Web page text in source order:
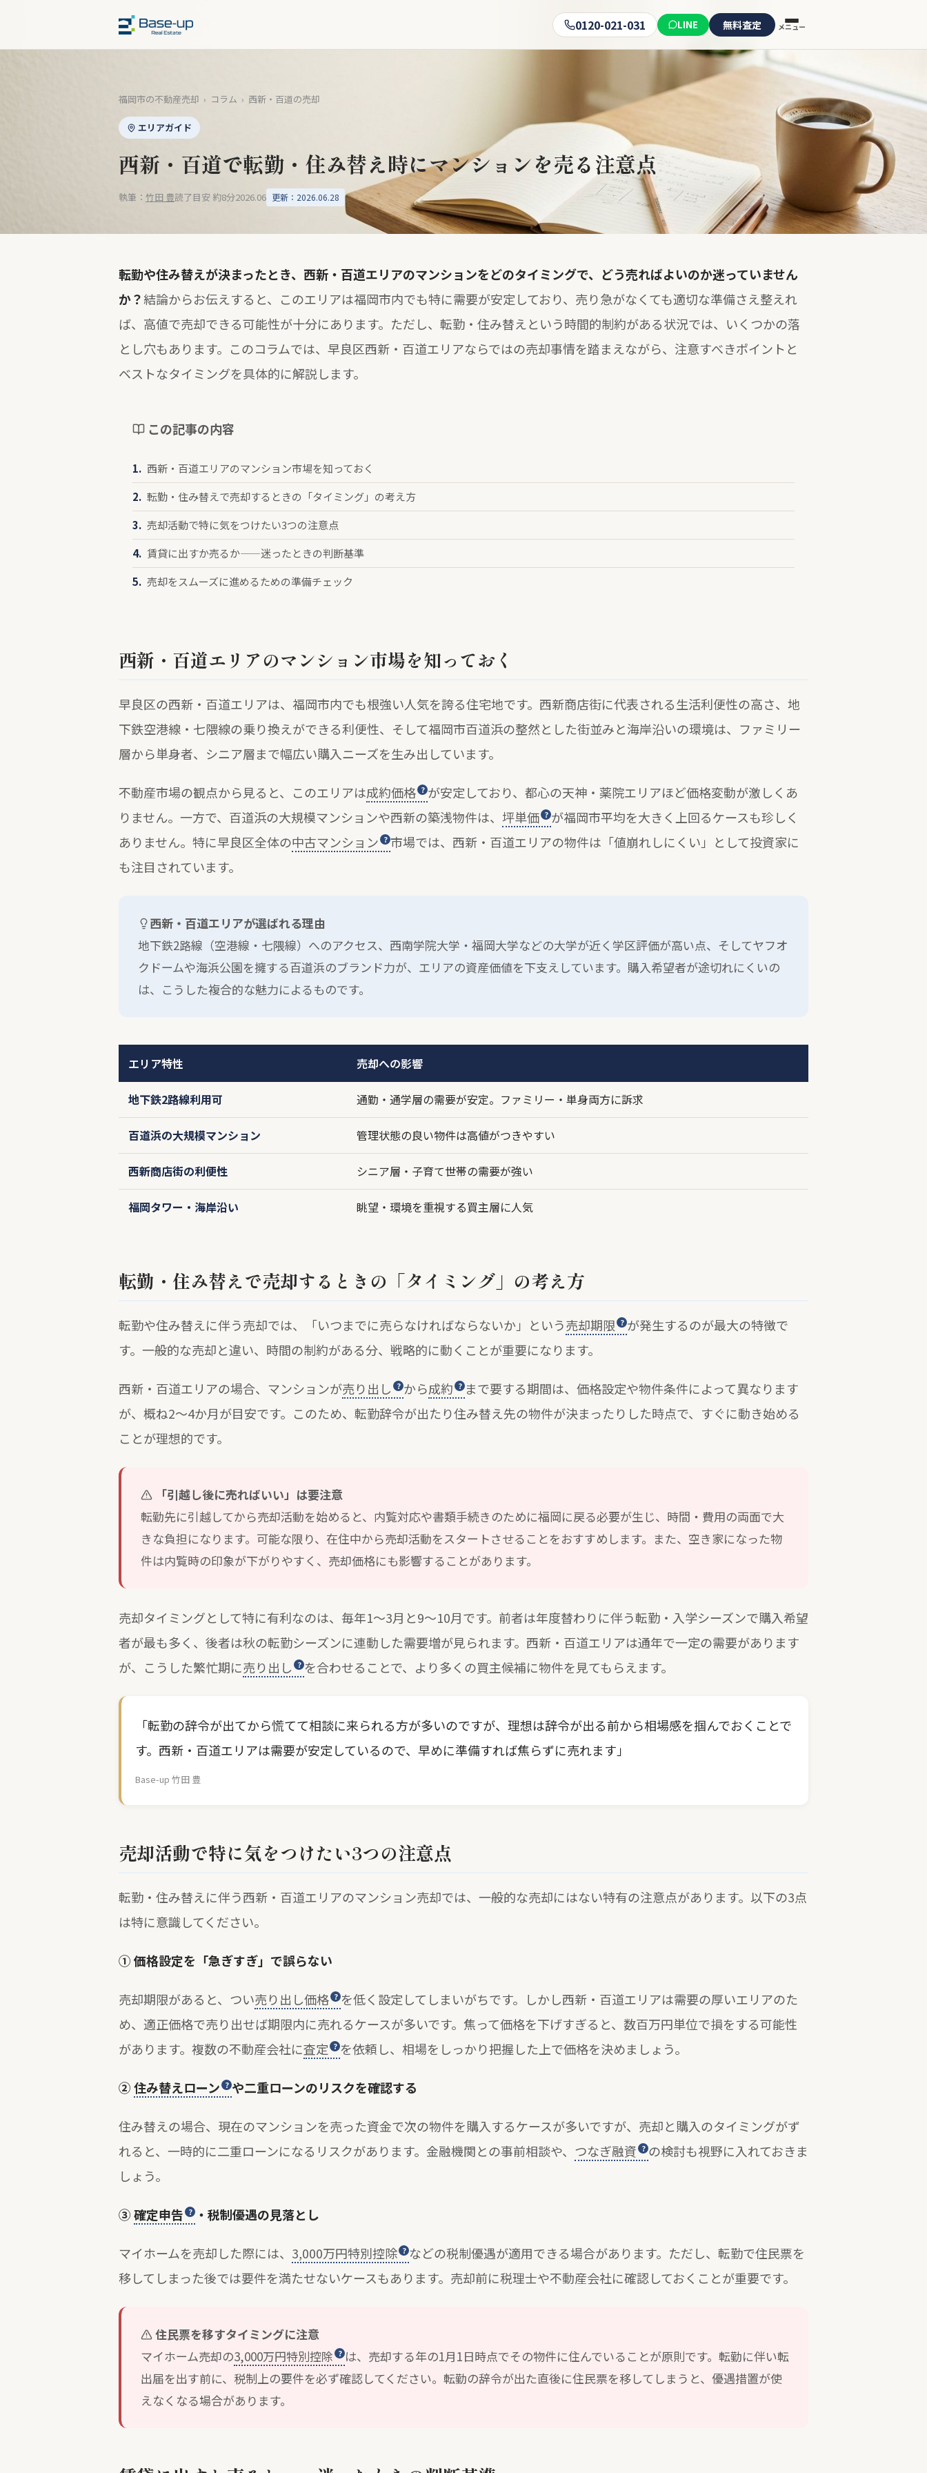
0120-021-031 LINE 無料査定 メニュー
福岡市の不動産売却 › コラム › 西新・百道の売却
エリアガイド
西新・百道で転勤・住み替え時にマンションを売る注意点
執筆： 竹田 豊読了目安 約8分2026.06 更新：2026.06.28
転勤や住み替えが決まったとき、西新・百道エリアのマンションをどのタイミングで、どう売ればよいのか迷っていません
か？結論からお伝えすると、このエリアは福岡市内でも特に需要が安定しており、売り急がなくても適切な準備さえ整えれ
ば、高値で売却できる可能性が十分にあります。ただし、転勤・住み替えという時間的制約がある状況では、いくつかの落
とし穴もあります。このコラムでは、早良区西新・百道エリアならではの売却事情を踏まえながら、注意すべきポイントと
ベストなタイミングを具体的に解説します。
この記事の内容
西新・百道エリアのマンション市場を知っておく
転勤・住み替えで売却するときの「タイミング」の考え方
売却活動で特に気をつけたい3つの注意点
賃貸に出すか売るか——迷ったときの判断基準
売却をスムーズに進めるための準備チェック
西新・百道エリアのマンション市場を知っておく
早良区の西新・百道エリアは、福岡市内でも根強い人気を誇る住宅地です。西新商店街に代表される生活利便性の高さ、地
下鉄空港線・七隈線の乗り換えができる利便性、そして福岡市百道浜の整然とした街並みと海岸沿いの環境は、ファミリー
層から単身者、シニア層まで幅広い購入ニーズを生み出しています。
不動産市場の観点から見ると、このエリアは成約価格
が安定しており、都心の天神・薬院エリアほど価格変動が激しくあ
りません。一方で、百道浜の大規模マンションや西新の築浅物件は、 坪単価
が福岡市平均を大きく上回るケースも珍しく
ありません。特に早良区全体の中古マンション
市場では、西新・百道エリアの物件は「値崩れしにくい」として投資家に
も注目されています。
西新・百道エリアが選ばれる理由
地下鉄2路線（空港線・七隈線）へのアクセス、西南学院大学・福岡大学などの大学が近く学区評価が高い点、そしてヤフオ
クドームや海浜公園を擁する百道浜のブランド力が、エリアの資産価値を下支えしています。購入希望者が途切れにくいの
は、こうした複合的な魅力によるものです。
エリア特性 売却への影響
地下鉄2路線利用可 通勤・通学層の需要が安定。ファミリー・単身両方に訴求
百道浜の大規模マンション 管理状態の良い物件は高値がつきやすい
西新商店街の利便性 シニア層・子育て世帯の需要が強い
福岡タワー・海岸沿い 眺望・環境を重視する買主層に人気
転勤・住み替えで売却するときの「タイミング」の考え方
転勤や住み替えに伴う売却では、「いつまでに売らなければならないか」という売却期限
が発生するのが最大の特徴で
す。一般的な売却と違い、時間の制約がある分、戦略的に動くことが重要になります。
西新・百道エリアの場合、マンションが売り出し から成約
まで要する期間は、価格設定や物件条件によって異なります
が、概ね2〜4か月が目安です。このため、転勤辞令が出たり住み替え先の物件が決まったりした時点で、すぐに動き始める
ことが理想的です。
「引越し後に売ればいい」は要注意
転勤先に引越してから売却活動を始めると、内覧対応や書類手続きのために福岡に戻る必要が生じ、時間・費用の両面で大
きな負担になります。可能な限り、在住中から売却活動をスタートさせることをおすすめします。また、空き家になった物
件は内覧時の印象が下がりやすく、売却価格にも影響することがあります。
売却タイミングとして特に有利なのは、毎年1〜3月と9〜10月です。前者は年度替わりに伴う転勤・入学シーズンで購入希望
者が最も多く、後者は秋の転勤シーズンに連動した需要増が見られます。西新・百道エリアは通年で一定の需要があります
が、こうした繁忙期に売り出し を合わせることで、より多くの買主候補に物件を見てもらえます。
「転勤の辞令が出てから慌てて相談に来られる方が多いのですが、理想は辞令が出る前から相場感を掴んでおくことで
す。西新・百道エリアは需要が安定しているので、早めに準備すれば焦らずに売れます」
Base-up 竹田 豊
売却活動で特に気をつけたい3つの注意点
転勤・住み替えに伴う西新・百道エリアのマンション売却では、一般的な売却にはない特有の注意点があります。以下の3点
は特に意識してください。
① 価格設定を「急ぎすぎ」で誤らない
売却期限があると、つい売り出し価格
を低く設定してしまいがちです。しかし西新・百道エリアは需要の厚いエリアのた
め、適正価格で売り出せば期限内に売れるケースが多いです。焦って価格を下げすぎると、数百万円単位で損をする可能性
があります。複数の不動産会社に査定 を依頼し、相場をしっかり把握した上で価格を決めましょう。
②住み替えローン や二重ローンのリスクを確認する
住み替えの場合、現在のマンションを売った資金で次の物件を購入するケースが多いですが、売却と購入のタイミングがず
れると、一時的に二重ローンになるリスクがあります。金融機関との事前相談や、 つなぎ融資
の検討も視野に入れておきま
しょう。
③確定申告 ・税制優遇の見落とし
マイホームを売却した際には、 3,000万円特別控除
などの税制優遇が適用できる場合があります。ただし、転勤で住民票を
移してしまった後では要件を満たせないケースもあります。売却前に税理士や不動産会社に確認しておくことが重要です。
住民票を移すタイミングに注意
マイホーム売却の3,000万円特別控除
は、売却する年の1月1日時点でその物件に住んでいることが原則です。転勤に伴い転
出届を出す前に、税制上の要件を必ず確認してください。転勤の辞令が出た直後に住民票を移してしまうと、優遇措置が使
えなくなる場合があります。